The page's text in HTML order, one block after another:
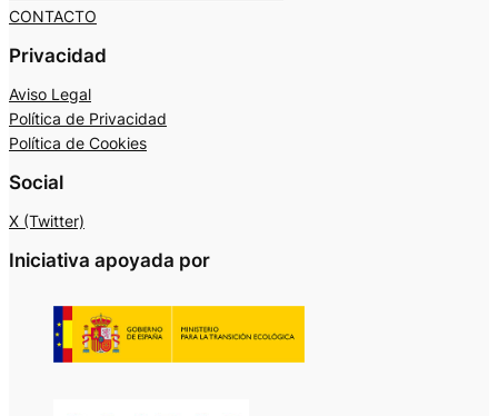
CONTACTO
Privacidad
Aviso Legal
Política de Privacidad
Política de Cookies
Social
X (Twitter)
Iniciativa apoyada por